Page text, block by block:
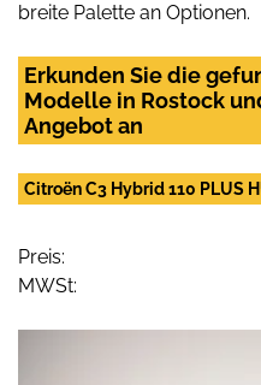
breite Palette an Optionen.
Erkunden Sie die
Modelle in Rostock
Angebot an
Citroën C3 Hybrid 110 PLUS
Preis:
MWSt: